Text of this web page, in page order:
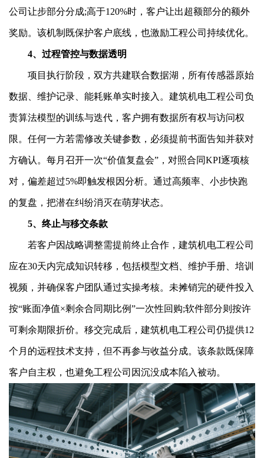
公司让步部分分成;高于120%时，客户让出超额部分的额外
奖励。该机制既保护客户底线，也激励工程公司持续优化。
4、过程管控与数据透明
项目执行阶段，双方共建联合数据湖，所有传感器原始
数据、维护记录、能耗账单实时接入。建筑机电工程公司负
责算法模型的训练与迭代，客户拥有数据所有权与访问权
限。任何一方若需修改关键参数，必须提前书面告知并获对
方确认。每月召开一次“价值复盘会”，对照合同KPI逐项核
对，偏差超过5%即触发根因分析。通过高频率、小步快跑
的复盘，把潜在纠纷消灭在萌芽状态。
5、终止与移交条款
若客户因战略调整需提前终止合作，建筑机电工程公司
应在30天内完成知识转移，包括模型文档、维护手册、培训
视频，并确保客户团队通过实操考核。未摊销完的硬件投入
按“账面净值×剩余合同期比例”一次性回购;软件部分则按许
可剩余期限折价。移交完成后，建筑机电工程公司仍提供12
个月的远程技术支持，但不再参与收益分成。该条款既保障
客户自主权，也避免工程公司因沉没成本陷入被动。